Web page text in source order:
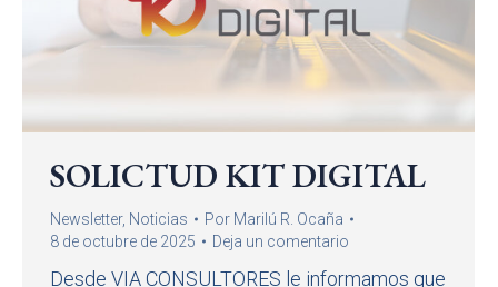
SOLICTUD KIT DIGITAL
Newsletter, Noticias Por Marilú R. Ocaña
8 de octubre de 2025
Deja un comentario
Desde VIA CONSULTORES le informamos que